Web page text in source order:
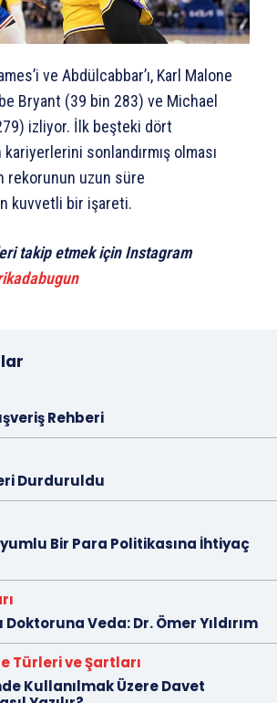
ve Abdülcabbar’ı, Karl Malone
Bryant (39 bin 283) ve Michael
izliyor. İlk beşteki dört
sonlandırmış olması
rekorunun uzun süre
kuvvetli bir işareti.
takip etmek için Instagram
Rehberi
Durduruldu
Bir Para Politikasına İhtiyaç
Veda: Dr. Ömer Yıldırım
Türleri ve Şartları
Kullanılmak Üzere Davet